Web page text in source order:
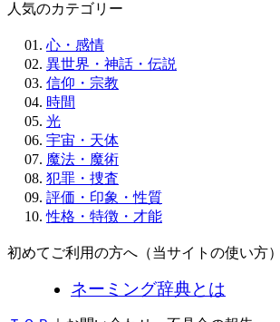
人気のカテゴリー
心・感情
異世界・神話・伝説
信仰・宗教
時間
光
宇宙・天体
魔法・魔術
犯罪・捜査
評価・印象・性質
性格・特徴・才能
初めてご利用の方へ（当サイトの使い方）
ネーミング辞典とは